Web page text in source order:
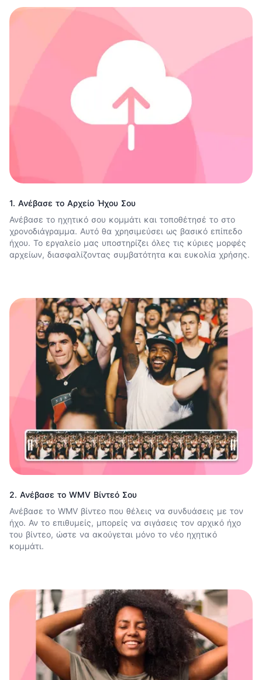
1. Ανέβασε το Αρχείο Ήχου Σου
Ανέβασε το ηχητικό σου κομμάτι και τοποθέτησέ το στο
χρονοδιάγραμμα. Αυτό θα χρησιμεύσει ως βασικό επίπεδο
ήχου. Το εργαλείο μας υποστηρίζει όλες τις κύριες μορφές
αρχείων, διασφαλίζοντας συμβατότητα και ευκολία χρήσης.
2. Ανέβασε το WMV Βίντεό Σου
Ανέβασε το WMV βίντεο που θέλεις να συνδυάσεις με τον
ήχο. Αν το επιθυμείς, μπορείς να σιγάσεις τον αρχικό ήχο
του βίντεο, ώστε να ακούγεται μόνο το νέο ηχητικό
κομμάτι.